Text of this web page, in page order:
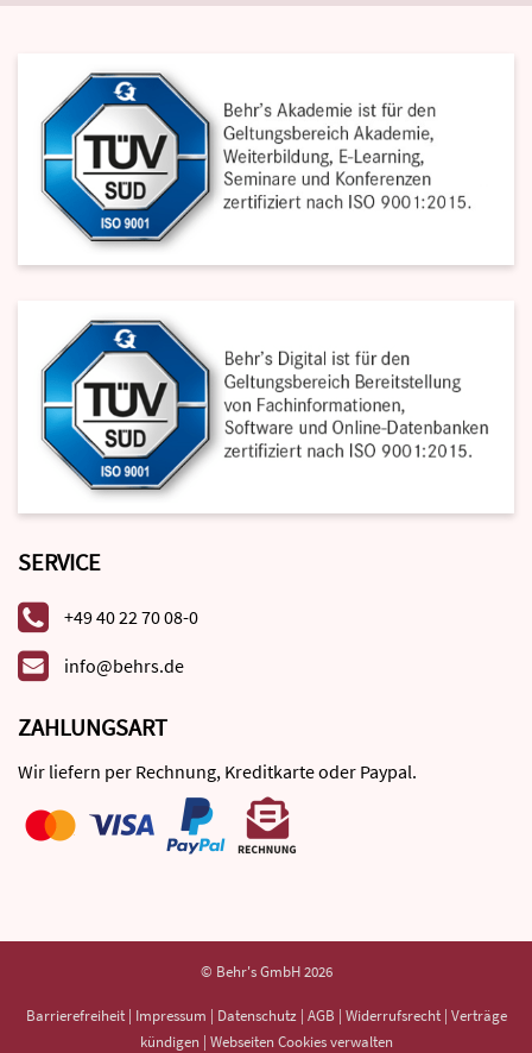
SERVICE
+49 40 22 70 08-0
info@behrs.de
ZAHLUNGSART
Wir liefern per Rechnung, Kreditkarte oder Paypal.
© Behr's GmbH 2026
Barrierefreiheit | Impressum | Datenschutz | AGB | Widerrufsrecht | Verträge
kündigen | Webseiten Cookies verwalten